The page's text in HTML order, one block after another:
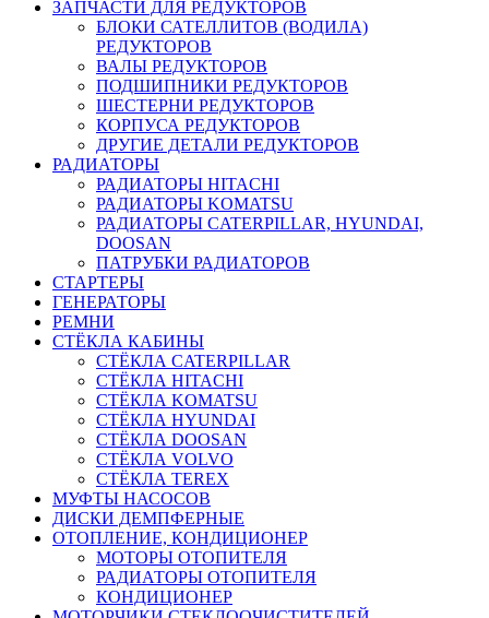
ЗАПЧАСТИ ДЛЯ РЕДУКТОРОВ
БЛОКИ САТЕЛЛИТОВ (ВОДИЛА)
РЕДУКТОРОВ
ВАЛЫ РЕДУКТОРОВ
ПОДШИПНИКИ РЕДУКТОРОВ
ШЕСТЕРНИ РЕДУКТОРОВ
КОРПУСА РЕДУКТОРОВ
ДРУГИЕ ДЕТАЛИ РЕДУКТОРОВ
РАДИАТОРЫ
РАДИАТОРЫ HITACHI
РАДИАТОРЫ KOMATSU
РАДИАТОРЫ CATERPILLAR, HYUNDAI,
DOOSAN
ПАТРУБКИ РАДИАТОРОВ
СТАРТЕРЫ
ГЕНЕРАТОРЫ
РЕМНИ
СТЁКЛА КАБИНЫ
СТЁКЛА CATERPILLAR
СТЁКЛА HITACHI
СТЁКЛА KOMATSU
СТЁКЛА HYUNDAI
СТЁКЛА DOOSAN
СТЁКЛА VOLVO
СТЁКЛА TEREX
МУФТЫ НАСОСОВ
ДИСКИ ДЕМПФЕРНЫЕ
ОТОПЛЕНИЕ, КОНДИЦИОНЕР
МОТОРЫ ОТОПИТЕЛЯ
РАДИАТОРЫ ОТОПИТЕЛЯ
КОНДИЦИОНЕР